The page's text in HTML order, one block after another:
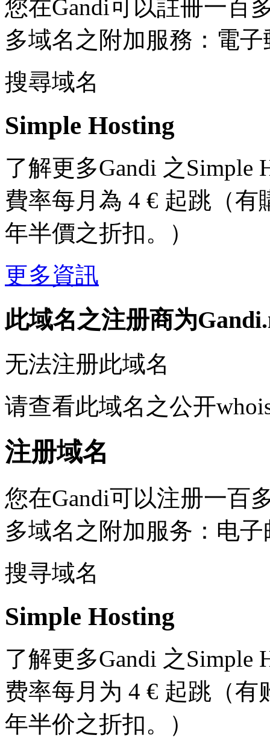
您在Gandi可以註冊一百
多域名之附加服務：電
搜尋域名
Simple Hosting
了解更多Gandi 之Simple
費率每月為 4 € 起跳（
年半價之折扣。）
更多資訊
此域名之注册商为
无法注册此域名
请查看此域名之公开
注册域名
您在Gandi可以注册一百
多域名之附加服务：电
搜寻域名
Simple Hosting
了解更多Gandi 之Simple
费率每月为 4 € 起跳（
年半价之折扣。）